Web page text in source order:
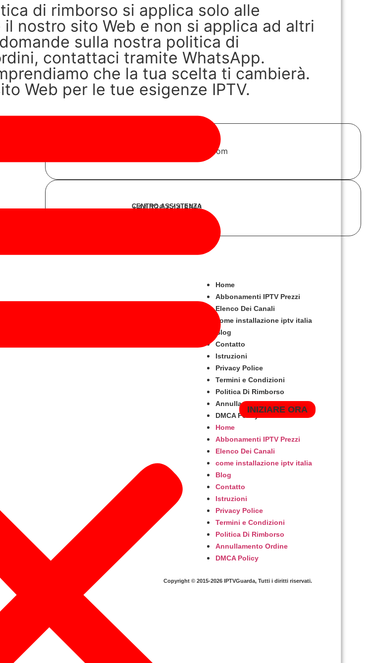
INIZIARE ORA
di rimborso si applica solo alle
nostro sito Web e non si applica ad altri
sulla nostra politica di
contattaci tramite WhatsApp.
che la tua scelta ti cambierà.
Web per le tue esigenze IPTV.
support@iptvguarda.com
CENTRO ASSISTENZA
+44 736 644 8812
Home
Abbonamenti IPTV Prezzi
Elenco Dei Canali
come installazione iptv italia
Blog
Contatto
Istruzioni
Privacy Police
Termini e Condizioni
Politica Di Rimborso
Annullamento Ordine
DMCA Policy
Home
Abbonamenti IPTV Prezzi
Elenco Dei Canali
come installazione iptv italia
Blog
Contatto
Istruzioni
Privacy Police
Termini e Condizioni
Politica Di Rimborso
Annullamento Ordine
DMCA Policy
Copyright © 2015-2026 IPTVGuarda, Tutti i diritti riservati.